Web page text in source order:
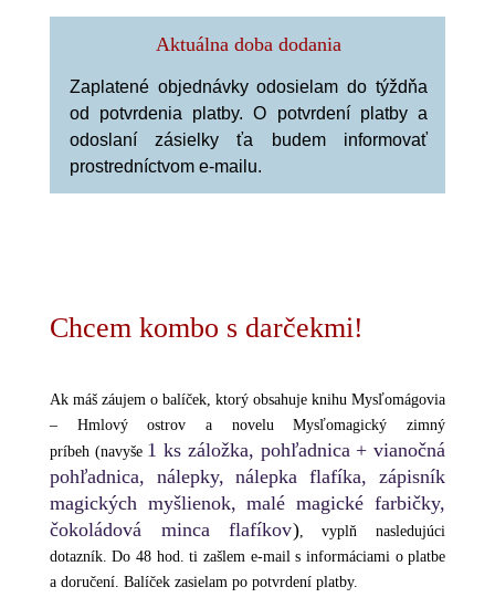
Aktuálna doba dodania
Zaplatené objednávky odosielam do týždňa
od potvrdenia platby. O potvrdení platby a
odoslaní zásielky ťa budem informovať
prostredníctvom e-mailu.
Chcem kombo s darčekmi!
Ak máš záujem o balíček, ktorý obsahuje knihuMysľomágovia
– Hmlový ostrov a noveluMysľomagický zimný
príbeh(navyše 1 ks záložka, pohľadnica + vianočná
pohľadnica, nálepky, nálepka flafíka, zápisník
magických myšlienok, malé magické farbičky,
čokoládová minca flafíkov), vyplň nasledujúci
dotazník. Do 48 hod. ti zašlem e-mail s informáciami o platbe
a doručení. Balíček zasielam po potvrdení platby.